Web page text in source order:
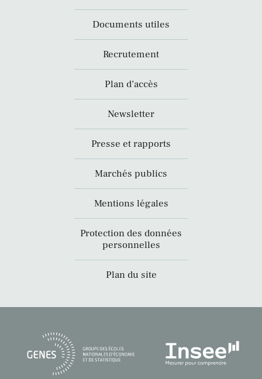
Documents utiles
Recrutement
Plan d’accès
Newsletter
Presse et rapports
Marchés publics
Mentions légales
Protection des données
personnelles
Plan du site